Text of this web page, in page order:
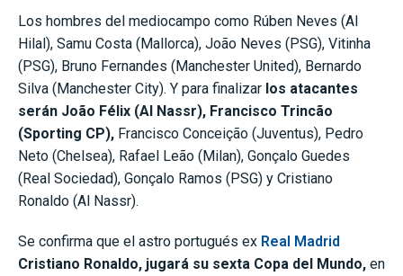
Los hombres del mediocampo como Rúben Neves (Al
Hilal), Samu Costa (Mallorca), João Neves (PSG), Vitinha
(PSG), Bruno Fernandes (Manchester United), Bernardo
Silva (Manchester City). Y para finalizar los atacantes
serán João Félix (Al Nassr), Francisco Trincão
(Sporting CP), Francisco Conceição (Juventus), Pedro
Neto (Chelsea), Rafael Leão (Milan), Gonçalo Guedes
(Real Sociedad), Gonçalo Ramos (PSG) y Cristiano
Ronaldo (Al Nassr).
Se confirma que el astro portugués ex Real Madrid
Cristiano Ronaldo, jugará su sexta Copa del Mundo, en